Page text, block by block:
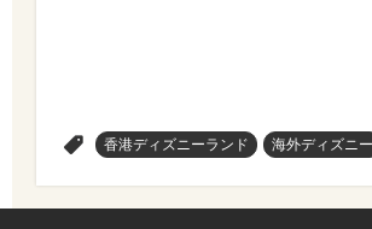
香港ディズニーランド 海外ディズニー